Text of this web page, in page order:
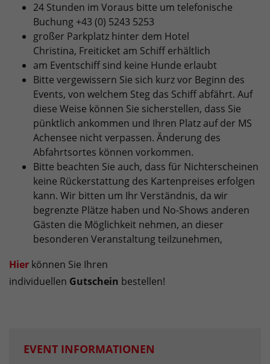
24 Stunden im Voraus bitte um telefonische
Buchung +43 (0) 5243 5253
großer Parkplatz hinter dem Hotel
Christina, Freiticket am Schiff erhältlich
am Eventschiff sind keine Hunde erlaubt
Bitte vergewissern Sie sich kurz vor Beginn des
Events, von welchem Steg das Schiff abfährt. Auf
diese Weise können Sie sicherstellen, dass Sie
pünktlich ankommen und Ihren Platz auf der MS
Achensee nicht verpassen. Änderung des
Abfahrtsortes können vorkommen.
Bitte beachten Sie auch, dass für Nichterscheinen
keine Rückerstattung des Kartenpreises erfolgen
kann. Wir bitten um Ihr Verständnis, da wir
begrenzte Plätze haben und No-Shows anderen
Gästen die Möglichkeit nehmen, an dieser
besonderen Veranstaltung teilzunehmen,
Hier können Sie Ihren
individuellen Gutschein bestellen!
EVENT INFORMATIONEN